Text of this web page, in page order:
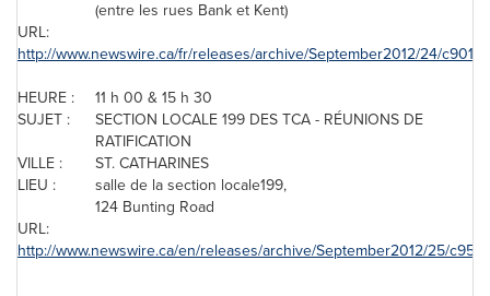
(entre les rues Bank et Kent)
URL:
http://www.newswire.ca/fr/releases/archive/September2012/24/
HEURE :
11 h 00 & 15 h 30
SUJET :
SECTION LOCALE 199 DES TCA - RÉUNIONS DE
RATIFICATION
VILLE :
ST. CATHARINES
LIEU :
salle de la section locale199,
124 Bunting Road
URL:
http://www.newswire.ca/en/releases/archive/September2012/25/